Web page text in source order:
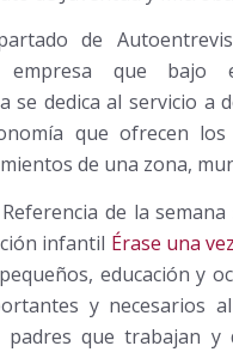
de
que bajo
se dedica al servicio a
que ofrecen
de una zona,
de la
infantil Érase una
educación y
y necesarios
padres que trabajan y